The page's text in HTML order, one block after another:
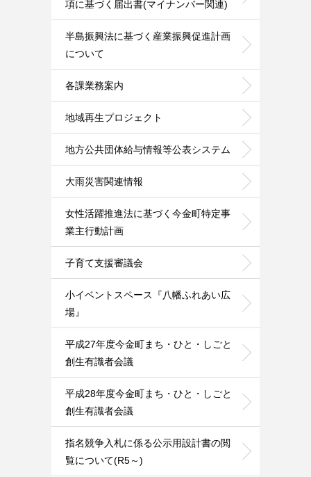
項に基づく届出書(マイナンバー関連)
半島振興法に基づく産業振興促進計画
について
各課業務案内
地域再生プロジェクト
地方公共団体給与情報等公表システム
大雨災害関連情報
女性活躍推進法に基づく今金町特定事
業主行動計画
子育て支援審議会
小イベントスペース『八幡ふれあい広
場』
平成27年度今金町まち・ひと・しごと
創生有識者会議
平成28年度今金町まち・ひと・しごと
創生有識者会議
指名競争入札に係る公示用設計書の閲
覧について(R5～)